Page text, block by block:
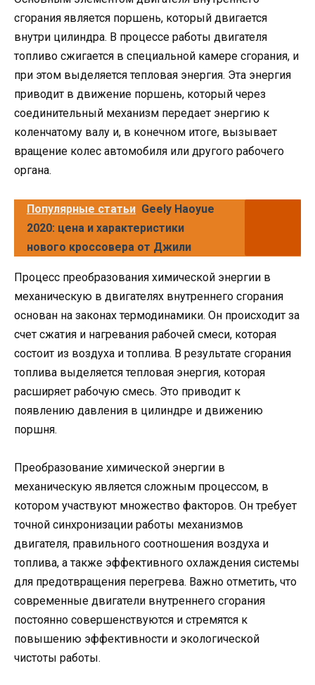
сгорания является поршень, который двигается
внутри цилиндра. В процессе работы двигателя
топливо сжигается в специальной камере сгорания, и
при этом выделяется тепловая энергия. Эта энергия
приводит в движение поршень, который через
соединительный механизм передает энергию к
коленчатому валу и, в конечном итоге, вызывает
вращение колес автомобиля или другого рабочего
органа.
Популярные статьи Geely Haoyue
2020: цена и характеристики
нового кроссовера от Джили
Процесс преобразования химической энергии в
механическую в двигателях внутреннего сгорания
основан на законах термодинамики. Он происходит за
счет сжатия и нагревания рабочей смеси, которая
состоит из воздуха и топлива. В результате сгорания
топлива выделяется тепловая энергия, которая
расширяет рабочую смесь. Это приводит к
появлению давления в цилиндре и движению
поршня.
Преобразование химической энергии в
механическую является сложным процессом, в
котором участвуют множество факторов. Он требует
точной синхронизации работы механизмов
двигателя, правильного соотношения воздуха и
топлива, а также эффективного охлаждения системы
для предотвращения перегрева. Важно отметить, что
современные двигатели внутреннего сгорания
постоянно совершенствуются и стремятся к
повышению эффективности и экологической
чистоты работы.